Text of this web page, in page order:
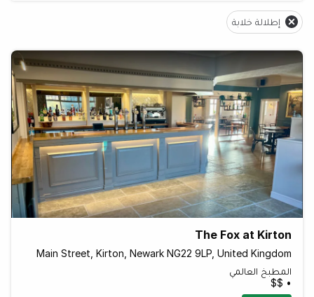
إطلالة خلابة
The Fox at Kirton
Main Street, Kirton, Newark NG22 9LP, United Kingdom
المطبخ العالمي
• $$